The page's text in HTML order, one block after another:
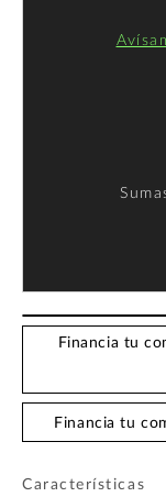
Financia tu
Financia tu
Características